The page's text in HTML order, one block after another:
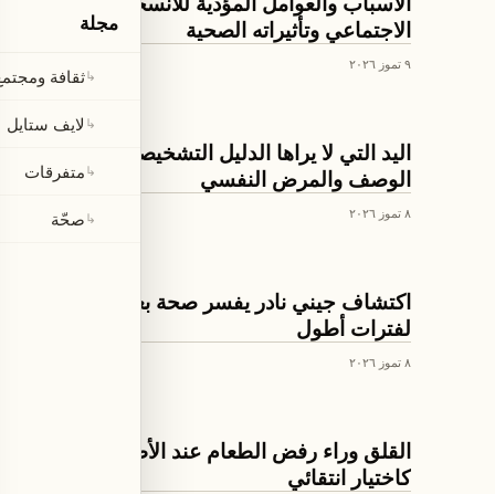
الاجتماعي وتأثيراته الصحية
٩ تموز ٢٠٢٦
ثقافة ومجتمع
اليد التي لا يراها الدليل التشخيصي: الفجوة بين
الوصف والمرض النفسي
٨ تموز ٢٠٢٦
ثقافة ومجتمع
اكتشاف جيني نادر يفسر صحة بعض العائلات
لفترات أطول
٨ تموز ٢٠٢٦
ثقافة ومجتمع
القلق وراء رفض الطعام عند الأطفال يظهر
كاختيار انتقائي
مجلة
↳ثقافة
↳ لايف ستايل
↳متفرقات
↳صحّة